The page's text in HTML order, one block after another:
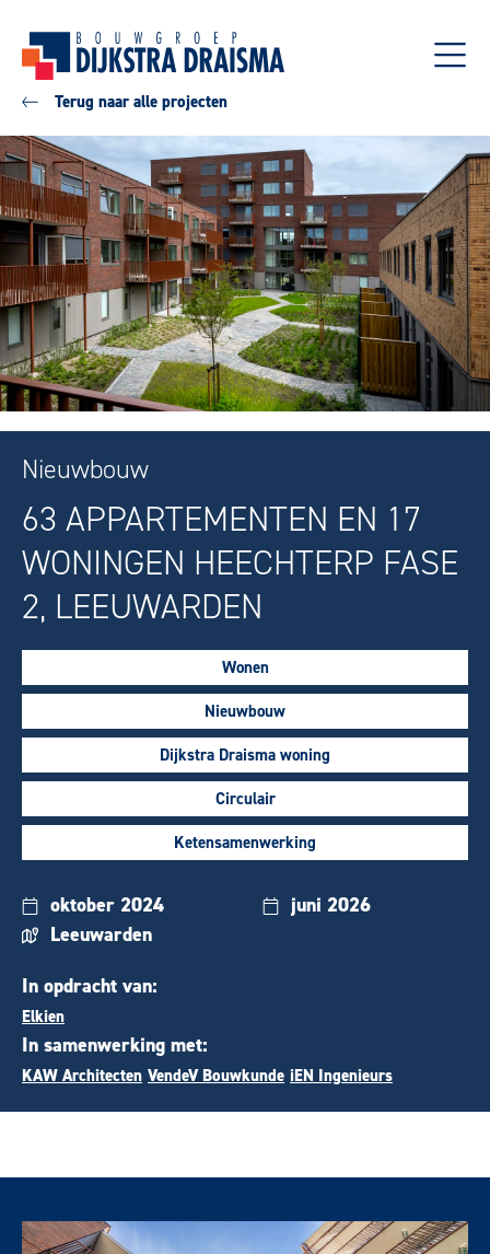
Terug naar alle projecten
Nieuwbouw
63 APPARTEMENTEN EN 17
WONINGEN HEECHTERP FASE
2, LEEUWARDEN
Wonen
Nieuwbouw
Dijkstra Draisma woning
Circulair
Ketensamenwerking
oktober 2024
juni 2026
Leeuwarden
In opdracht van:
Elkien
In samenwerking met:
KAW Architecten VendeV Bouwkunde iEN Ingenieurs